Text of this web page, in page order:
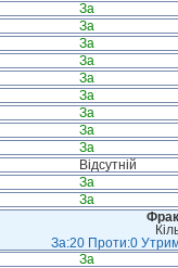
За
За
За
За
За
За
За
За
За
Відсутній
За
За
За:20 Проти:0
За